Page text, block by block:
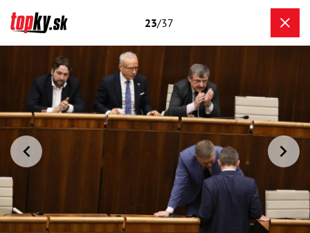
23/37